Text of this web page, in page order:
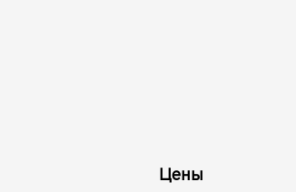
Цены